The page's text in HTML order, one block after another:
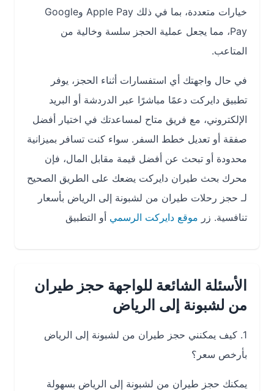
خيارات متعددة، بما في ذلك Apple Pay وGoogle
Pay، مما يجعل عملية الحجز سلسة وخالية من
المتاعب.
في حال واجهتك أي استفسارات أثناء الحجز، يوفر
تطبيق دايركت دعمًا مباشرًا عبر الدردشة أو البريد
الإلكتروني، مع فريق متاح لمساعدتك في اختيار أفضل
صفقة أو تعديل خطط السفر. سواء كنت تسافر بميزانية
محدودة أو تبحث عن أفضل قيمة مقابل المال، فإن
محرك بحث طيران دايركت يضعك على الطريق الصحيح
لـ حجز رحلات طيران من لشبونة إلى الرياض بأسعار
تنافسية. زرموقع دايركت الرسمي أو التطبيق
الأسئلة الشائعة للواجهة حجز طيران
من لشبونة إلى الرياض
1. كيف يمكنني حجز طيران من لشبونة إلى الرياض
بأرخص سعر؟
يمكنك حجز طيران من لشبونة إلى الرياض بسهولة